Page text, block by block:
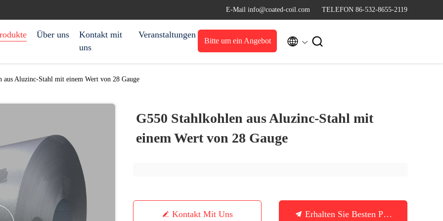
E-Mail info@coated-coil.com TELEFON 86-532-8655-2119
Über uns
Kontakt mit
uns
Veranstaltungen
Bitte um ein Angebot  
aus Aluzinc-Stahl mit einem Wert von 28 Gauge
G550 Stahlkohlen aus Aluzinc-Stahl mit
einem Wert von 28 Gauge
Kontakt Mit Uns Erhalten Sie Besten Preis